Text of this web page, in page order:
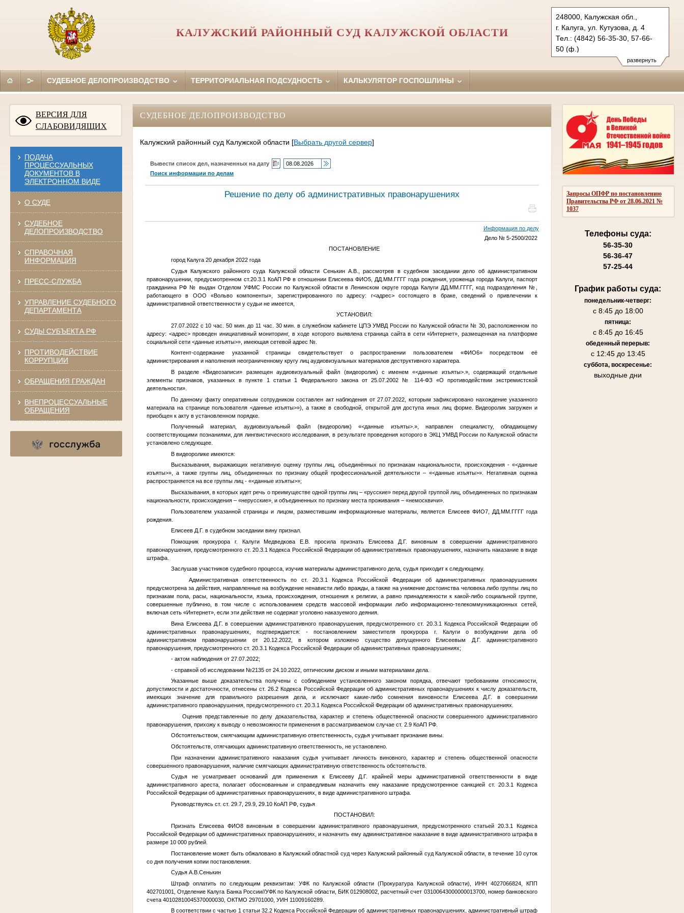
развернуть
248000, Калужская обл.,
г. Калуга, ул. Кутузова, д. 4
Тел.: (4842) 56-35-30, 57-66-
50 (ф.)
kaluga.klg@sudrf.ru
КАЛУЖСКИЙ РАЙОННЫЙ СУД КАЛУЖСКОЙ ОБЛАСТИ
СУДЕБНОЕ ДЕЛОПРОИЗВОДСТВО ТЕРРИТОРИАЛЬНАЯ ПОДСУДНОСТЬ КАЛЬКУЛЯТОР ГОСПОШЛИНЫ
ВЕРСИЯ ДЛЯ
СЛАБОВИДЯЩИХ
ПОДАЧА
ПРОЦЕССУАЛЬНЫХ
ДОКУМЕНТОВ В
ЭЛЕКТРОННОМ ВИДЕ
О СУДЕ
СУДЕБНОЕ
ДЕЛОПРОИЗВОДСТВО
СПРАВОЧНАЯ
ИНФОРМАЦИЯ
ПРЕСС-СЛУЖБА
УПРАВЛЕНИЕ СУДЕБНОГО
ДЕПАРТАМЕНТА
СУДЫ СУБЪЕКТА РФ
ПРОТИВОДЕЙСТВИЕ
КОРРУПЦИИ
ОБРАЩЕНИЯ ГРАЖДАН
ВНЕПРОЦЕССУАЛЬНЫЕ
ОБРАЩЕНИЯ
Запросы ОПФР по постановлению
Правительства РФ от 28.06.2021 №
1037
Телефоны суда:
56-35-30
56-36-47
57-25-44
График работы суда:
понедельник-четверг:
с 8:45 до 18:00
пятница:
с 8:45 до 16:45
обеденный перерыв:
с 12:45 до 13:45
суббота, воскресенье:
выходные дни
СУДЕБНОЕ ДЕЛОПРОИЗВОДСТВО
Калужский районный суд Калужской области [Выбрать другой сервер]
Вывести список дел, назначенных на дату
Поиск информации по делам
Решение по делу об административных правонарушениях
Информация по делу
Дело № 5-2500/2022
ПОСТАНОВЛЕНИЕ
город Калуга 20 декабря 2022 года
Судья Калужского районного суда Калужской области Сенькин А.В., рассмотрев в судебном заседании дело об административном
правонарушении, предусмотренном ст.20.3.1 КоАП РФ в отношении Елисеева ФИО5, ДД.ММ.ГГГГгода рождения, уроженца города Калуги, паспорт
гражданина РФ № выдан Отделом УФМС России по Калужской области в Ленинском округе города Калуги ДД.ММ.ГГГГ, код подразделения №
работающего в ООО «Вольво компоненты», зарегистрированного по адресу: г<адрес>состоящего в браке, сведений о привлечении к
административной ответственности у судьи не имеется,
УСТАНОВИЛ:
27.07.2022 с 10 час. 50 мин. до 11 час. 30 мин. в служебном кабинете ЦПЭ УМВД России по Калужской области № 30, расположенном по
адресу: <адрес>проведен инициативный мониторинг, в ходе которого выявлена страница сайта в сети «Интернет», размещенная на платформе
социальной сети <данные изъяты>», имеющая сетевой адрес №.
Контент-содержание указанной страницы свидетельствует о распространении пользователем «ФИО6» посредством её
администрирования и наполнения неограниченному кругу лиц аудиовизуальных материалов деструктивного характера.
В разделе «Видеозаписи» размещен аудиовизуальный файл (видеоролик) с именем «<данные изъяты>.», содержащий отдельные
элементы признаков, указанных в пункте 1 статьи 1 Федерального закона от 25.07.2002 № 114-ФЗ «О противодействии экстремистской
деятельности».
По данному факту оперативным сотрудником составлен акт наблюдения от 27.07.2022, которым зафиксировано нахождение указанного
материала на странице пользователя<данные изъяты>»), а также в свободной, открытой для доступа иных лиц форме. Видеоролик загружен и
приобщен к акту в установленном порядке.
Полученный материал, аудиовизуальный файл (видеоролик) «<данные изъяты>.», направлен специалисту, обладающему
соответствующими познаниями, для лингвистического исследования, в результате проведения которого в ЭКЦ УМВД России по Калужской области
установлено следующее.
В видеоролике имеются:
Высказывания, выражающих негативную оценку группы лиц, объединённых по признакам национальности, происхождения - «<данные
изъяты>», а также группы лиц, объединенных по признаку общей профессиональной деятельности – «<данные изъяты>». Негативная оценка
распространяется на все группы лиц - «<данные изъяты>»;
Высказывания, в которых идет речь о преимуществе одной группы лиц – «русские» перед другой группой лиц, объединенных по признакам
национальности, происхождения – «нерусские», и объединенных по признаку места проживания – «немосквичи».
Пользователем указанной страницы и лицом, разместившим информационные материалы, является Елисеев ФИО7, ДД.ММ.ГГГГгода
рождения.
Елисеев Д.Г. в судебном заседании вину признал.
Помощник прокурора г. Калуги Медведкова Е.В. просила признать Елисеева Д.Г. виновным в совершении административного
правонарушения, предусмотренного ст. 20.3.1 Кодекса Российской Федерации об административных правонарушениях, назначить наказание в виде
штрафа.
Заслушав участников судебного процесса, изучив материалы административного дела, судья приходит к следующему.
Административная ответственность по ст. 20.3.1 Кодекса Российской Федерации об административных правонарушениях
предусмотрена за действия, направленные на возбуждение ненависти либо вражды, а также на унижение достоинства человека либо группы лиц по
признакам пола, расы, национальности, языка, происхождения, отношения к религии, а равно принадлежности к какой-либо социальной группе,
совершенные публично, в том числе с использованием средств массовой информации либо информационно-телекоммуникационных сетей,
включая сеть «Интернет», если эти действия не содержат уголовно наказуемого деяния.
Вина Елисеева Д.Г. в совершении административного правонарушения, предусмотренного ст. 20.3.1 Кодекса Российской Федерации об
административных правонарушениях, подтверждается: - постановлением заместителя прокурора г. Калуги о возбуждении дела об
административном правонарушении от 20.12.2022, в котором изложено существо допущенного Елисеевым Д.Г. административного
правонарушения, предусмотренного ст. 20.3.1 Кодекса Российской Федерации об административных правонарушениях;
- актом наблюдения от 27.07.2022;
- справкой об исследовании №2135 от 24.10.2022, оптическим диском и иными материалами дела.
Указанные выше доказательства получены с соблюдением установленного законом порядка, отвечают требованиям относимости,
допустимости и достаточности, отнесены ст. 26.2 Кодекса Российской Федерации об административных правонарушениях к числу доказательств,
имеющих значение для правильного разрешения дела, и исключают какие-либо сомнения виновности Елисеева Д.Г. в совершении
административного правонарушения, предусмотренного ст. 20.3.1 Кодекса Российской Федерации об административных правонарушениях.
Оценив представленные по делу доказательства, характер и степень общественной опасности совершенного административного
правонарушения, прихожу к выводу о невозможности применения в рассматриваемом случае ст. 2.9 КоАП РФ.
Обстоятельством, смягчающим административную ответственность, судья учитывает признание вины.
Обстоятельств, отягчающих административную ответственность, не установлено.
При назначении административного наказания судья учитывает личность виновного, характер и степень общественной опасности
совершенного правонарушения, наличие смягчающих административную ответственность обстоятельств.
Судья не усматривает оснований для применения к Елисееву Д.Г. крайней меры административной ответственности в виде
административного ареста, полагает обоснованным и справедливым назначить ему наказание предусмотренное санкцией ст. 20.3.1 Кодекса
Российской Федерации об административных правонарушениях, в виде административного штрафа.
Руководствуясь ст. ст. 29.7, 29.9, 29.10 КоАП РФ, судья
ПОСТАНОВИЛ:
Признать Елисеева ФИО8виновным в совершении административного правонарушения, предусмотренного статьей 20.3.1 Кодекса
Российской Федерации об административных правонарушениях, и назначить ему административное наказание в виде административного штрафа в
размере 10 000 рублей.
Постановление может быть обжаловано в Калужский областной суд через Калужский районный суд Калужской области, в течение 10 суток
со дня получения копии постановления.
Судья А.В.Сенькин
Штраф оплатить по следующим реквизитам: УФК по Калужской области (Прокуратура Калужской области), ИНН 4027066824, КПП
402701001, Отделение Калуга Банка России//УФК по Калужской области, БИК 012908002, расчетный счет 03100643000000013700, номер банковского
счета 40102810045370000030, ОКТМО 29701000, УИН 11009160289.
В соответствии с частью 1 статьи 32.2 Кодекса Российской Федерации об административных правонарушениях, административный штраф